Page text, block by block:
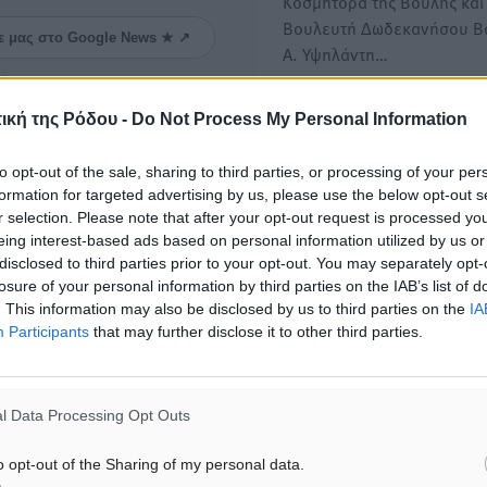
της Ρόδου - Do Not Process My Personal Information
opt-out of the sale, sharing to third parties, or processing of your
for targeted advertising by us, please use the below opt-out
selection. Please note that after your opt-out request is processed
interest-based ads based on personal information utilized by us
to third parties prior to your opt-out. You may separately
of your personal information by third parties on the IAB’s list of
This information may also be disclosed by us to third parties on the
Participants that may further disclose it to other third parties.
Data Processing Opt Outs
opt-out of the Sharing of my personal data.
μας στο Google News ★ ↗
Βουλευτή Δωδεκανήσου
Α. Υψηλάντη…
Δήλωση του Υφ. Ναυτιλίας
Παππά, για τον αδόκητο
του Κώστα Σαρή
Είμαι συγκλονισμένος από
απροσδόκητο θάνατο του
σειρά ετών, εξέχοντος
Συγχαρητήριο μήνυμα Υφ.